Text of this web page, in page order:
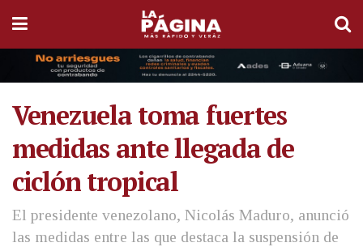
Venezuela toma fuertes
medidas ante llegada de
ciclón tropical
El presidente venezolano, Nicolás Maduro, anunció
las medidas entre las que destaca la suspensión de